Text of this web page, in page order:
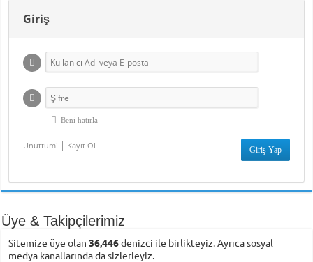
Giriş
Beni hatırla
Unuttum! | Kayıt Ol
Üye & Takipçilerimiz
Sitemize üye olan36,446denizci ile birlikteyiz. Ayrıca sosyal
medya kanallarında da sizlerleyiz.